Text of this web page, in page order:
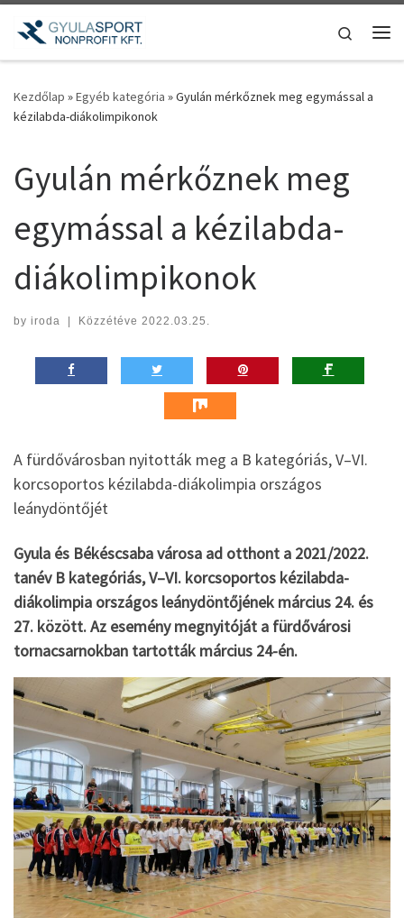
Teljes tartalom megjelenítése
Search
Kezdőlap »Egyéb kategória »Gyulán mérkőznek meg egymással a
kézilabda-diákolimpikonok
Gyulán mérkőznek meg
egymással a kézilabda-
diákolimpikonok
by iroda | Közzétéve 2022.03.25.
A fürdővárosban nyitották meg a B kategóriás, V–VI.
korcsoportos kézilabda-diákolimpia országos
leánydöntőjét
Gyula és Békéscsaba városa ad otthont a 2021/2022.
tanév B kategóriás, V–VI. korcsoportos kézilabda-
diákolimpia országos leánydöntőjének március 24. és
27. között. Az esemény megnyitóját a fürdővárosi
tornacsarnokban tartották március 24-én.